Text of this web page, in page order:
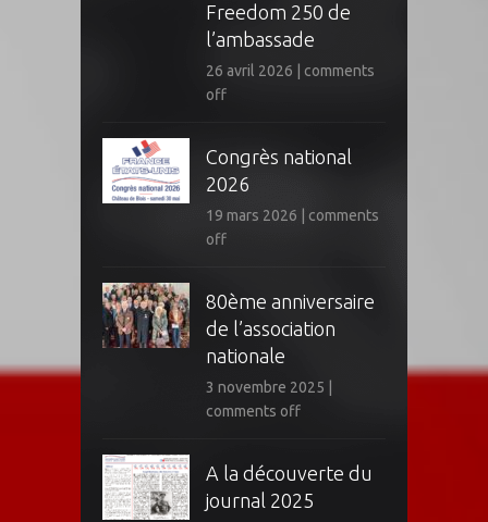
Freedom 250 de
l’ambassade
26 avril 2026
comments
off
Congrès national
2026
19 mars 2026
comments
off
80ème anniversaire
de l’association
nationale
3 novembre 2025
comments off
A la découverte du
journal 2025